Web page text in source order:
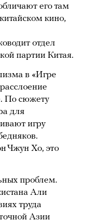
его там
кино,
отдел
партии Китая.
в «Игре
По сюжету
для
игру
Чжун Хо, это
проблем.
Али
труда
Азии